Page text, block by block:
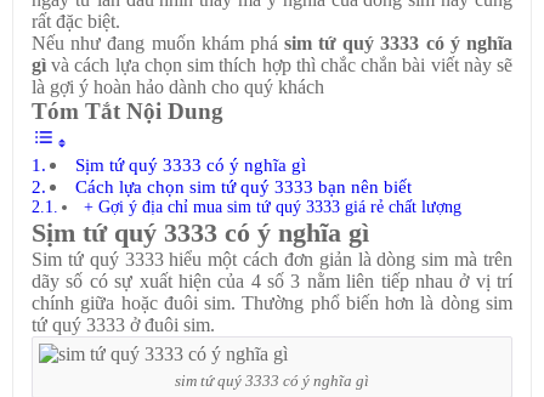
rất đặc biệt.
Nếu như đang muốn khám phá sim tứ quý 3333 có ý nghĩa
gì và cách lựa chọn sim thích hợp thì chắc chắn bài viết này sẽ
là gợi ý hoàn hảo dành cho quý khách
Tóm Tắt Nội Dung
Sịm tứ quý 3333 có ý nghĩa gì
Cách lựa chọn sim tứ quý 3333 bạn nên biết
+ Gợi ý địa chỉ mua sim tứ quý 3333 giá rẻ chất lượng
Sịm tứ quý 3333 có ý nghĩa gì
Sim tứ quý 3333 hiểu một cách đơn giản là dòng sim mà trên
dãy số có sự xuất hiện của 4 số 3 nằm liên tiếp nhau ở vị trí
chính giữa hoặc đuôi sim. Thường phổ biến hơn là dòng sim
tứ quý 3333 ở đuôi sim.
sim tứ quý 3333 có ý nghĩa gì